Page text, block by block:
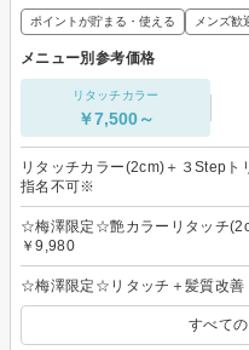
ポイントが貯まる・使える メンズ歓
メニュー別参考価格
リタッチカラー
￥7,500～
リタッチカラー(2cm)＋３Step
指名不可※
☆梅澤限定☆艶カラーリタッチ
￥9,980
☆梅澤限定☆リタッチ＋髪質改善
すべて